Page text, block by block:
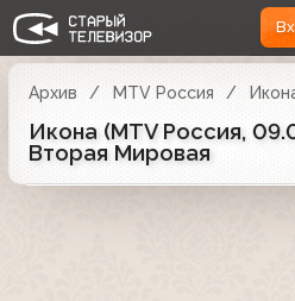
Архив MTV Россия
Икона (MTV Россия,
Вторая Мировая